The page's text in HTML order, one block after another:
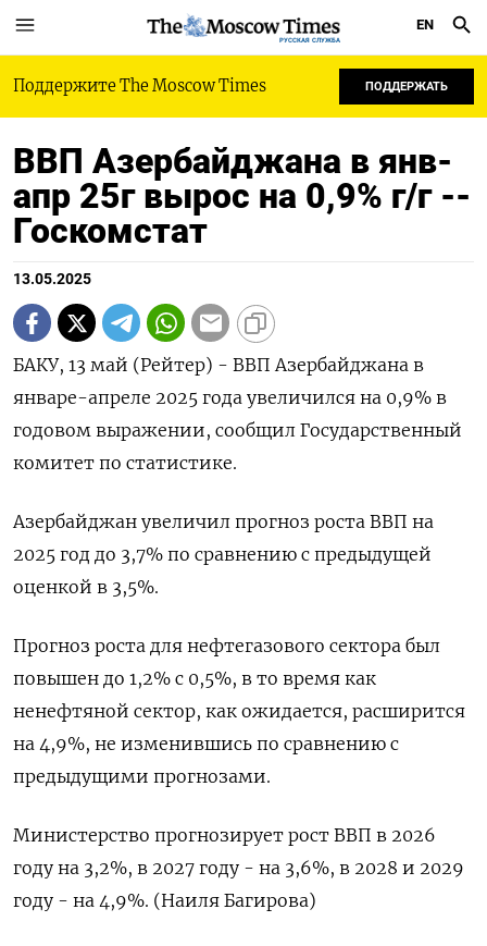
РУССКАЯ СЛУЖБА
EN
Поддержите The Moscow Times ПОДДЕРЖАТЬ
ВВП Азербайджана в янв-
апр 25г вырос на 0,9% г/г --
Госкомстат
13.05.2025
БАКУ, 13 май (Рейтер) - ВВП Азербайджана в
январе-апреле 2025 года увеличился на 0,9% в
годовом выражении, сообщил Государственный
комитет по статистике.
Азербайджан увеличил прогноз роста ВВП на
2025 год до 3,7% по сравнению с предыдущей
оценкой в ​​3,5%.
Прогноз роста для нефтегазового сектора был
повышен до 1,2% с 0,5%, в то время как
ненефтяной сектор, как ожидается, расширится
на 4,9%, не изменившись по сравнению с
предыдущими прогнозами.
Министерство прогнозирует рост ВВП в 2026
году на 3,2%, в 2027 году - на 3,6%, в 2028 и 2029
году - на 4,9%. (Наиля Багирова)